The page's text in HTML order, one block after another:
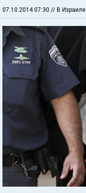
07.10.2014 07:30 // В Израиле